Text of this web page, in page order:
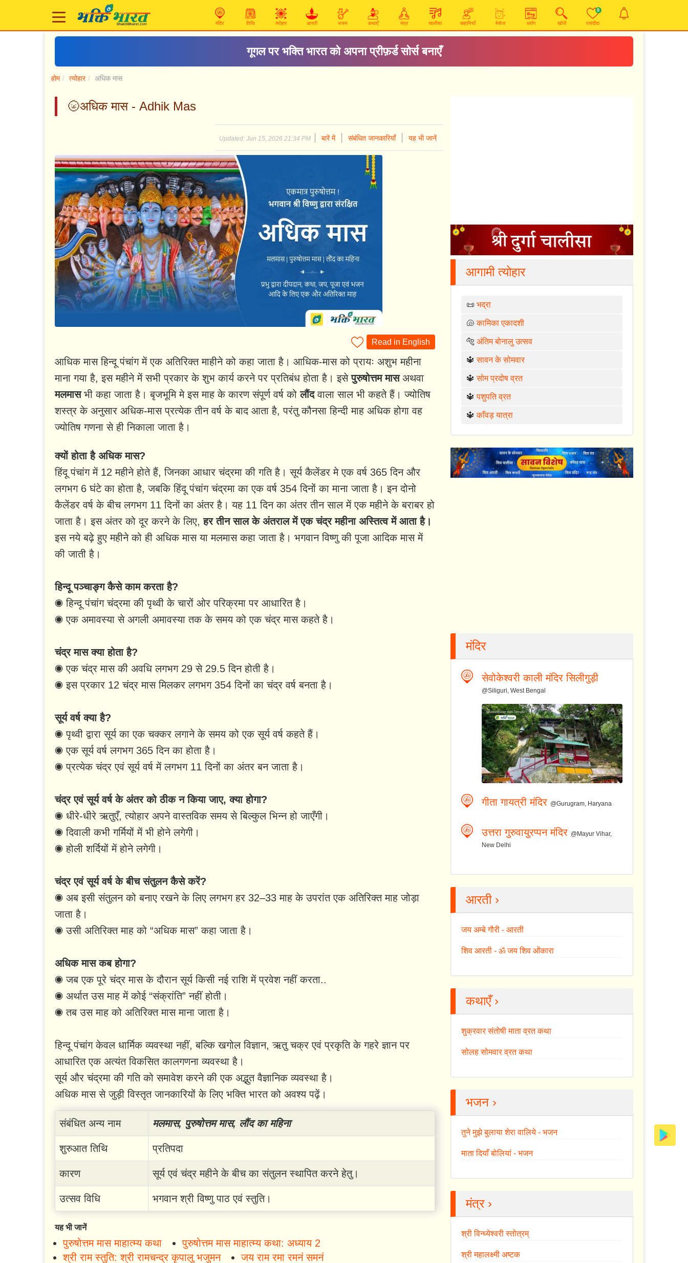
मंदिर तिथि त्योहार आरती भजन कथाएँ मंत्र चालीसा कहानियाँ मेसेज ब्लॉग खोजें
0
पसंदीदा
गूगल पर भक्ति भारत को अपना प्रीफ़र्ड सोर्स बनाएँ
होम त्योहार अधिक मास
🌝अधिक मास - Adhik Mas
Updated: Jun 15, 2026 21:34 PM बारें में संबंधित जानकारियाँ यह भी जानें
Read in English
आधिक मास हिन्दू पंचांग में एक अतिरिक्त माहीने को कहा जाता है। आधिक-मास को प्रायः अशुभ महीना
माना गया है, इस महीने में सभी प्रकार के शुभ कार्य करने पर प्रतिबंध होता है। इसेपुरुषोत्तम मासअथवा
मलमासभी कहा जाता है। बृजभूमि मे इस माह के कारण संपूर्ण वर्ष कोलौंदवाला साल भी कहते हैं। ज्योतिष
शस्त्र के अनुसार अधिक-मास प्रत्येक तीन वर्ष के बाद आता है, परंतु कौनसा हिन्दी माह अधिक होगा वह
ज्योतिष गणना से ही निकाला जाता है।
क्यों होता है अधिक मास?
हिंदू पंचांग में 12 महीने होते हैं, जिनका आधार चंद्रमा की गति है। सूर्य कैलेंडर मे एक वर्ष 365 दिन और
लगभग 6 घंटे का होता है, जबकि हिंदू पंचांग चंद्रमा का एक वर्ष 354 दिनों का माना जाता है। इन दोनो
कैलेंडर वर्ष के बीच लगभग 11 दिनों का अंतर है। यह 11 दिन का अंतर तीन साल में एक महीने के बराबर हो
जाता है। इस अंतर को दूर करने के लिए, हर तीन साल के अंतराल में एक चंद्र महीना अस्तित्व में आता है।
इस नये बढ़े हुए महीने को ही अधिक मास या मलमास कहा जाता है। भगवान विष्णु की पूजा आदिक मास में
की जाती है।
हिन्दू पञ्चाङ्ग कैसे काम करता है?
◉ हिन्दू पंचांग चंद्रमा की पृथ्वी के चारों ओर परिक्रमा पर आधारित है।
◉ एक अमावस्या से अगली अमावस्या तक के समय को एक चंद्र मास कहते है।
चंद्र मास क्या होता है?
◉ एक चंद्र मास की अवधि लगभग 29 से 29.5 दिन होती है।
◉ इस प्रकार 12 चंद्र मास मिलकर लगभग 354 दिनों का चंद्र वर्ष बनता है।
सूर्य वर्ष क्या है?
◉ पृथ्वी द्वारा सूर्य का एक चक्कर लगाने के समय को एक सूर्य वर्ष कहते हैं।
◉ एक सूर्य वर्ष लगभग 365 दिन का होता है।
◉ प्रत्येक चंद्र एवं सूर्य वर्ष में लगभग 11 दिनों का अंतर बन जाता है।
चंद्र एवं सूर्य वर्ष के अंतर को ठीक न किया जाए, क्या होगा?
◉ धीरे-धीरे ऋतुएँ, त्योहार अपने वास्तविक समय से बिल्कुल भिन्न हो जाएँगी।
◉ दिवाली कभी गर्मियों में भी होने लगेगी।
◉ होली शर्दियों में होने लगेगी।
चंद्र एवं सूर्य वर्ष के बीच संतुलन कैसे करें?
◉ अब इसी संतुलन को बनाए रखने के लिए लगभग हर 32–33 माह के उपरांत एक अतिरिक्त माह जोड़ा
जाता है।
◉ उसी अतिरिक्त माह को “अधिक मास” कहा जाता है।
अधिक मास कब होगा?
◉ जब एक पूरे चंद्र मास के दौरान सूर्य किसी नई राशि में प्रवेश नहीं करता..
◉ अर्थात उस माह में कोई “संक्रांति” नहीं होती।
◉ तब उस माह को अतिरिक्त मास माना जाता है।
हिन्दू पंचांग केवल धार्मिक व्यवस्था नहीं, बल्कि खगोल विज्ञान, ऋतु चक्र एवं प्रकृति के गहरे ज्ञान पर
आधारित एक अत्यंत विकसित कालगणना व्यवस्था है।
सूर्य और चंद्रमा की गति को समावेश करने की एक अद्भुत वैज्ञानिक व्यवस्था है।
अधिक मास से जुड़ी विस्तृत जानकारियों के लिए भक्ति भारत को अवश्य पढ़ें।
संबंधित अन्य नाम मलमास, पुरुषोत्तम मास, लौंद का महिना
शुरुआत तिथि प्रतिपदा
कारण सूर्य एवं चंद्र महीने के बीच का संतुलन स्थापित करने हेतु।
उत्सव विधि भगवान श्री विष्णु पाठ एवं स्तुति।
यह भी जानें
पुरुषोत्तम मास माहात्म्य कथा
पुरुषोत्तम मास माहात्म्य कथा: अध्याय 2
श्री राम स्तुति: श्री रामचन्द्र कृपालु भजुमन
जय राम रमा रमनं समनं
आगामी त्योहार
📜भद्रा
🐚कामिका एकादशी
🐅अंतिम बोनालु उत्सव
🔱सावन के सोमवार
🔱सोम प्रदोष व्रत
🔱पशुपति व्रत
🔱काँवड़ यात्रा
मंदिर
सेवोकेश्वरी काली मंदिर सिलीगुड़ी
@Siliguri, West Bengal
गीता गायत्री मंदिर @Gurugram, Haryana
उत्तरा गुरुवायुरप्पन मंदिर @Mayur Vihar,
New Delhi
आरती ›
जय अम्बे गौरी - आरती
शिव आरती - ॐ जय शिव ओंकारा
कथाएँ ›
शुक्रवार संतोषी माता व्रत कथा
सोलह सोमवार व्रत कथा
भजन ›
तुने मुझे बुलाया शेरा वालिये - भजन
माता दियाँ बोलियां - भजन
मंत्र ›
श्री विन्ध्येश्वरी स्तोत्रम्
श्री महालक्ष्मी अष्टक